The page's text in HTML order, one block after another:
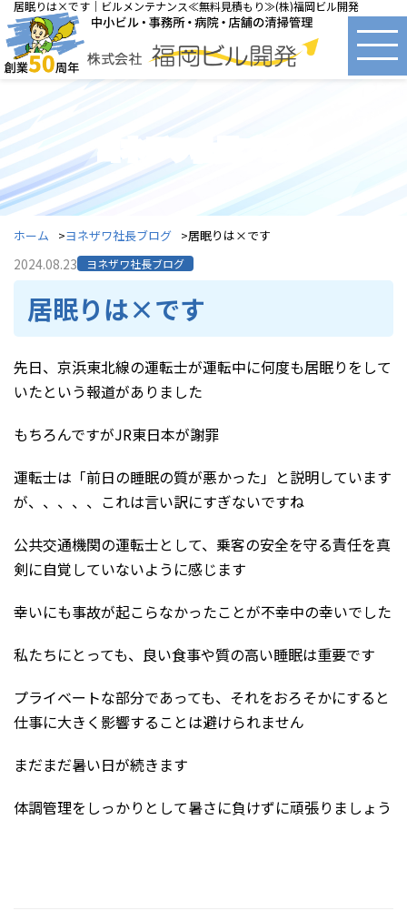
居眠りは×です｜ビルメンテナンス≪無料見積もり≫(株)福岡ビル開発
ヨネザワ社長ブログ
ホーム ヨネザワ社長ブログ 居眠りは×です
2024.08.23 ヨネザワ社長ブログ
居眠りは×です
先日、京浜東北線の運転士が運転中に何度も居眠りをして
いたという報道がありました
もちろんですがJR東日本が謝罪
運転士は「前日の睡眠の質が悪かった」と説明しています
が、、、、、これは言い訳にすぎないですね
公共交通機関の運転士として、乗客の安全を守る責任を真
剣に自覚していないように感じます
幸いにも事故が起こらなかったことが不幸中の幸いでした
私たちにとっても、良い食事や質の高い睡眠は重要です
プライベートな部分であっても、それをおろそかにすると
仕事に大きく影響することは避けられません
まだまだ暑い日が続きます
体調管理をしっかりとして暑さに負けずに頑張りましょう